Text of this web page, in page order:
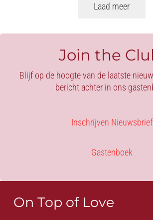
Laad meer
Join the
Blijf op de hoogte van de laatste
bericht achter in ons
Inschrijven Nieuwsbrief
Gastenboek
On Top of Love